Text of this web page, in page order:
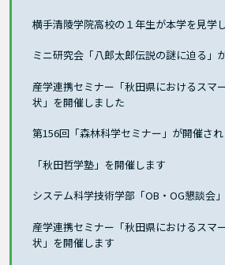
横手清陵学院高校の１年生が本学を見学
ミニ研究会「八郎太郎伝説の謎に迫る」
産学連携セミナー「秋田県におけるスマ
状」を開催しました
第156回「森林科学セミナー」が開催さ
「秋田哲学塾」を開催します
システム科学技術学部「OB・OG懇談会
産学連携セミナー「秋田県におけるスマ
状」を開催します